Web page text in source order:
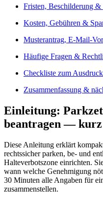
Fristen, Beschilderung &
Kosten, Gebühren &
Musterantrag, E‑Mail-
Häufige Fragen &
Checkliste zum
Zusammenfassung &
Einleitung:
beantragen —
Diese Anleitung erklärt
rechtssicher parken, be- und
Halteverbotszone einrichten.
wann welche Genehmigung
30 Minuten alle Angaben für
zusammenstellen.